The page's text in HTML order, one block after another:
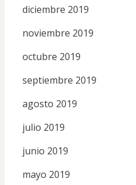
diciembre 2019
noviembre 2019
octubre 2019
septiembre 2019
agosto 2019
julio 2019
junio 2019
mayo 2019